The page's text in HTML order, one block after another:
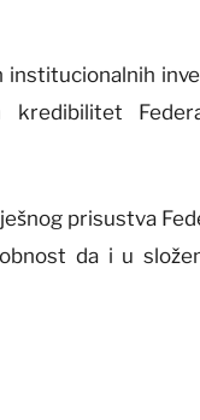
institucionalnih
prisustva
da i u